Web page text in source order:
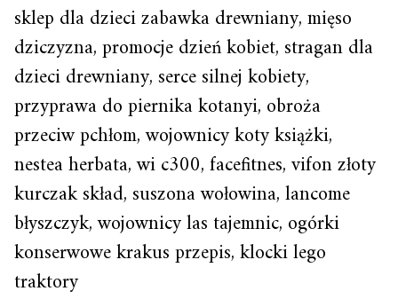
sklep dla dzieci zabawka drewniany, mięso
dziczyzna, promocje dzień kobiet, stragan dla
dzieci drewniany, serce silnej kobiety,
przyprawa do piernika kotanyi, obroża
przeciw pchłom, wojownicy koty książki,
nestea herbata, wi c300, facefitnes, vifon złoty
kurczak skład, suszona wołowina, lancome
błyszczyk, wojownicy las tajemnic, ogórki
konserwowe krakus przepis, klocki lego
traktory